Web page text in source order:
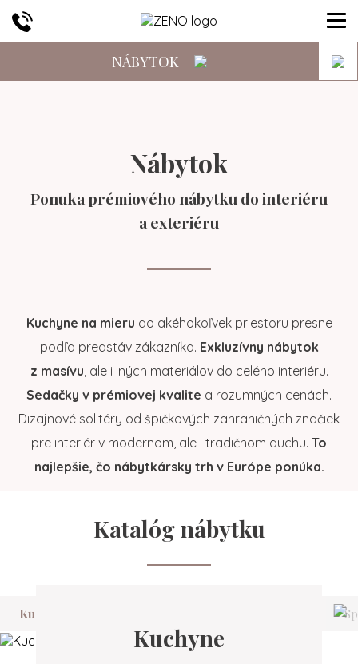
NÁBYTOK
Nábytok
Ponuka prémiového nábytku do interiéru
a exteriéru
Kuchyne na mieru do akéhokoľvek priestoru presne
podľa predstáv zákazníka. Exkluzívny nábytok
z masívu, ale i iných materiálov do celého interiéru.
Sedačky v prémiovej kvalite a rozumných cenách.
Dizajnové solitéry od špičkových zahraničných značiek
pre interiér v modernom, ale i tradičnom duchu. To
najlepšie, čo nábytkársky trh v Európe ponúka.
Katalóg nábytku
Kuchyne
Kuchyne